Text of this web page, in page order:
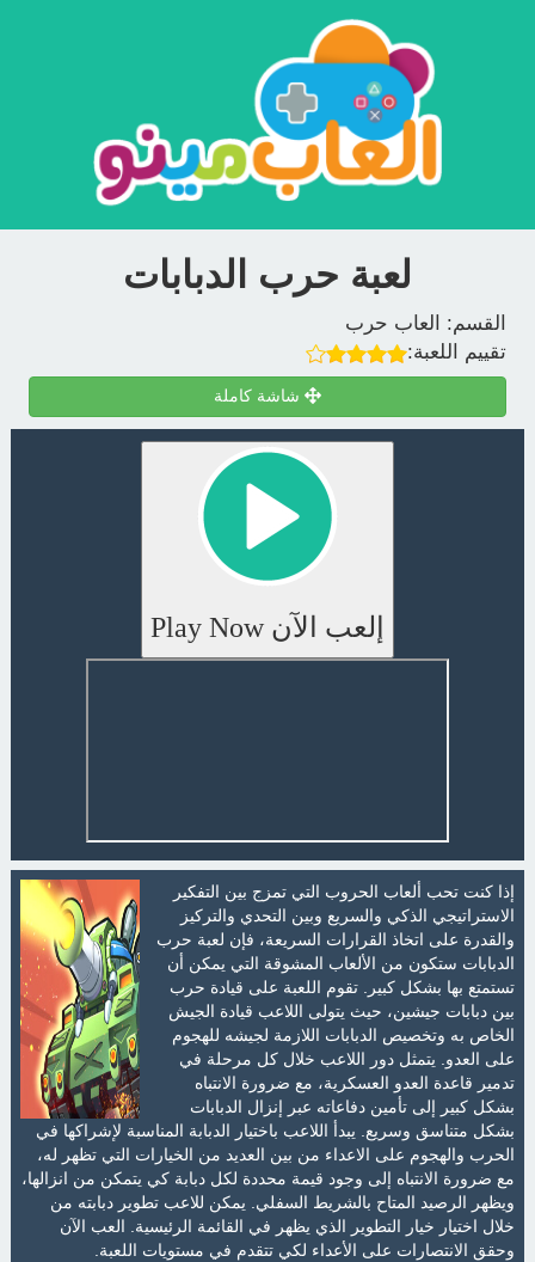
لعبة حرب الدبابات
القسم:
العاب حرب
تقييم اللعبة:
شاشة كاملة
إلعب الآن Play Now
إذا كنت تحب ألعاب الحروب التي تمزج بين التفكير
الاستراتيجي الذكي والسريع وبين التحدي والتركيز
والقدرة على اتخاذ القرارات السريعة، فإن لعبة حرب
الدبابات ستكون من الألعاب المشوقة التي يمكن أن
تستمتع بها بشكل كبير. تقوم اللعبة على قيادة حرب
بين دبابات جيشين، حيث يتولى اللاعب قيادة الجيش
الخاص به وتخصيص الدبابات اللازمة لجيشه للهجوم
على العدو. يتمثل دور اللاعب خلال كل مرحلة في
تدمير قاعدة العدو العسكرية، مع ضرورة الانتباه
بشكل كبير إلى تأمين دفاعاته عبر إنزال الدبابات
بشكل متناسق وسريع. يبدأ اللاعب باختيار الدبابة المناسبة لإشراكها في
الحرب والهجوم على الاعداء من بين العديد من الخيارات التي تظهر له،
مع ضرورة الانتباه إلى وجود قيمة محددة لكل دبابة كي يتمكن من انزالها،
ويظهر الرصيد المتاح بالشريط السفلي. يمكن للاعب تطوير دبابته من
خلال اختيار خيار التطوير الذي يظهر في القائمة الرئيسية. العب الآن
وحقق الانتصارات على الأعداء لكي تتقدم في مستويات اللعبة.